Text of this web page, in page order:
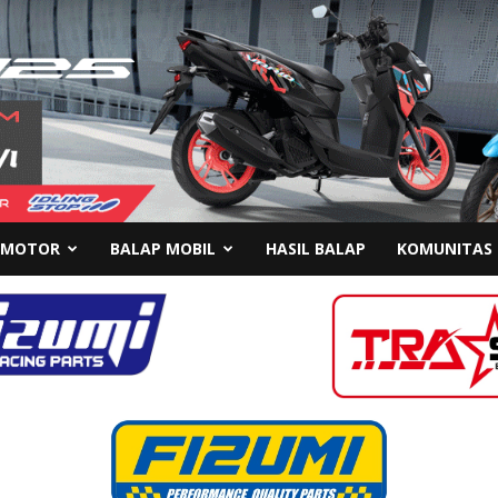
BALAP MOBIL HASIL BALAP KOMUNITAS